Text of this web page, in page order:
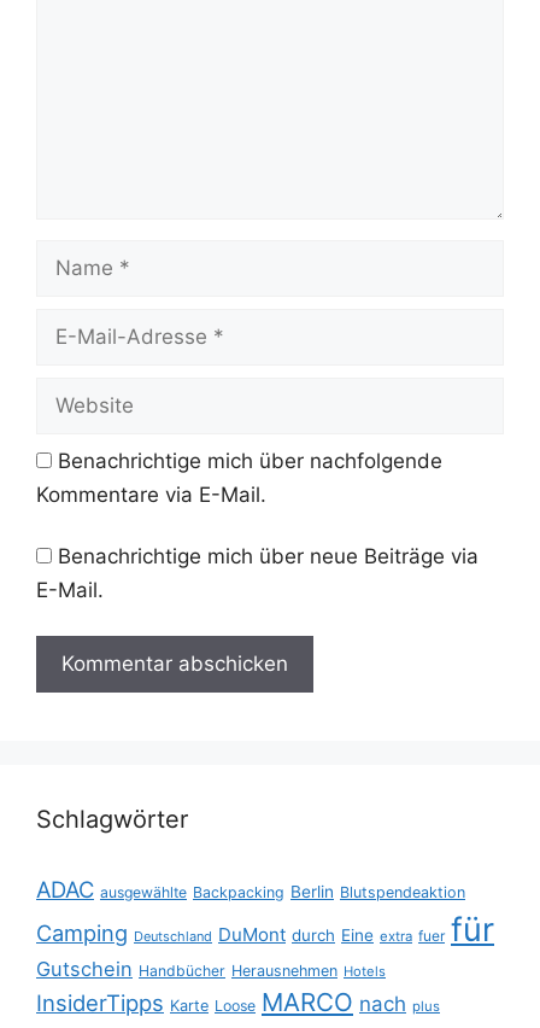
Name
Website
Benachrichtige mich über nachfolgende
Kommentare via E-Mail.
Benachrichtige mich über neue Beiträge via
E-Mail.
Schlagwörter
ADAC ausgewählte Backpacking Berlin Blutspendeaktion
Camping Deutschland DuMont durch Eine extra fuer für
Gutschein Handbücher Herausnehmen Hotels
InsiderTipps Karte Loose MARCO nach plus